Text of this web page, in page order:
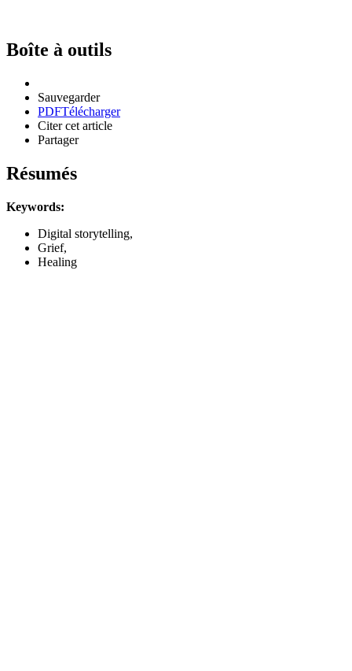
Boîte à outils
Sauvegarder
PDFTélécharger
Citer cet article
Partager
Résumés
Keywords:
Digital storytelling,
Grief,
Healing